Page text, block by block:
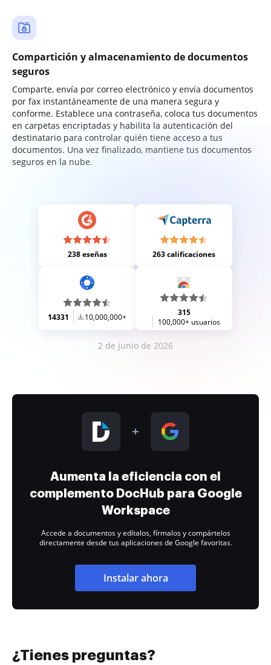
Compartición y almacenamiento de documentos
seguros
Comparte, envía por correo electrónico y envía documentos
por fax instantáneamente de una manera segura y
conforme. Establece una contraseña, coloca tus documentos
en carpetas encriptadas y habilita la autenticación del
destinatario para controlar quién tiene acceso a tus
documentos. Una vez finalizado, mantiene tus documentos
seguros en la nube.
238 eseñas 263 calificaciones
14331 10,000,000+
315
100,000+ usuarios
2 de junio de 2026
Aumenta la eficiencia con el
complemento DocHub para Google
Workspace
Accede a documentos y edítalos, fírmalos y compártelos
directamente desde tus aplicaciones de Google favoritas.
Instalar ahora
¿Tienes preguntas?